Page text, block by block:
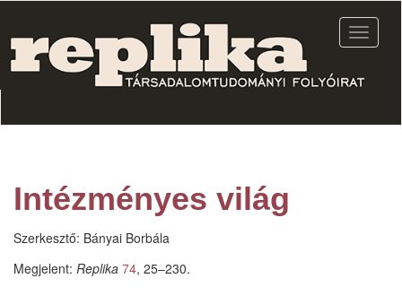
tartalomra
Intézményes világ
Szerkesztő: Bányai Borbála
Megjelent: Replika 74, 25–230.